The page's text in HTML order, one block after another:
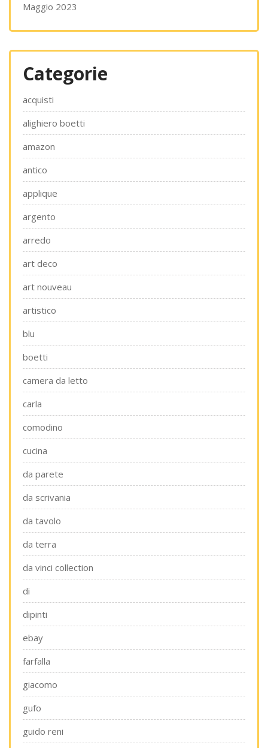
Maggio 2023
Categorie
acquisti
alighiero boetti
amazon
antico
applique
argento
arredo
art deco
art nouveau
artistico
blu
boetti
camera da letto
carla
comodino
cucina
da parete
da scrivania
da tavolo
da terra
da vinci collection
di
dipinti
ebay
farfalla
giacomo
gufo
guido reni